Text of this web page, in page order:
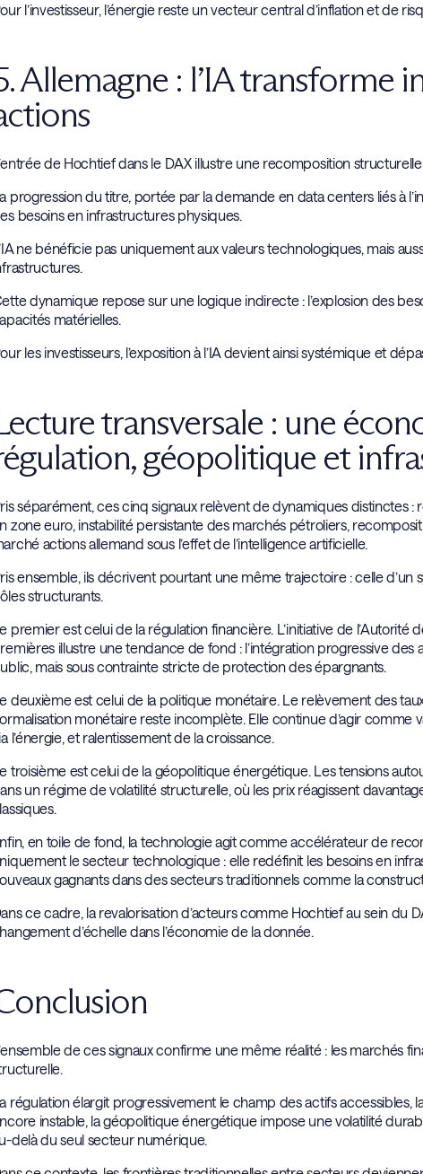
l’investisseur, l’énergie reste un vecteur central d’inflation et de
Allemagne : l’IA transforme
de Hochtief dans le DAX illustre une recomposition
progression du titre, portée par la demande en data centers liés à
besoins en infrastructures physiques.
ne bénéficie pas uniquement aux valeurs technologiques, mais
dynamique repose sur une logique indirecte : l’explosion des
matérielles.
les investisseurs, l’exposition à l’IA devient ainsi systémique et
transversale : une
géopolitique et
séparément, ces cinq signaux relèvent de dynamiques distinctes
zone euro, instabilité persistante des marchés pétroliers,
actions allemand sous l’effet de l’intelligence artificielle.
ensemble, ils décrivent pourtant une même trajectoire : celle
structurants.
premier est celui de la régulation financière. L’initiative de
illustre une tendance de fond : l’intégration progressive des
mais sous contrainte stricte de protection des épargnants.
deuxième est celui de la politique monétaire. Le relèvement des
monétaire reste incomplète. Elle continue d’agir
l’énergie, et ralentissement de la croissance.
troisième est celui de la géopolitique énergétique. Les tensions
un régime de volatilité structurelle, où les prix réagissent
en toile de fond, la technologie agit comme accélérateur de
le secteur technologique : elle redéfinit les besoins en
gagnants dans des secteurs traditionnels comme la
ce cadre, la revalorisation d’acteurs comme Hochtief au sein du
d’échelle dans l’économie de la donnée.
de ces signaux confirme une même réalité : les marchés
régulation élargit progressivement le champ des actifs accessibles,
instable, la géopolitique énergétique impose une volatilité
delà du seul secteur numérique.